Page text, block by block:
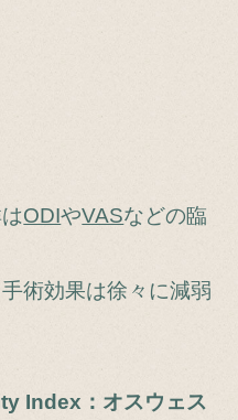
ODIやVASなどの臨
術効果は徐々に減弱
Index：オスウェス